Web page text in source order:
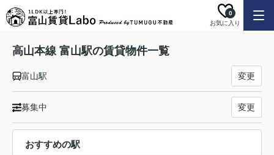
お気に入り
0
高山本線 富山駅の賃貸物件一覧
富山駅 変更
募集中 変更
おすすめの駅